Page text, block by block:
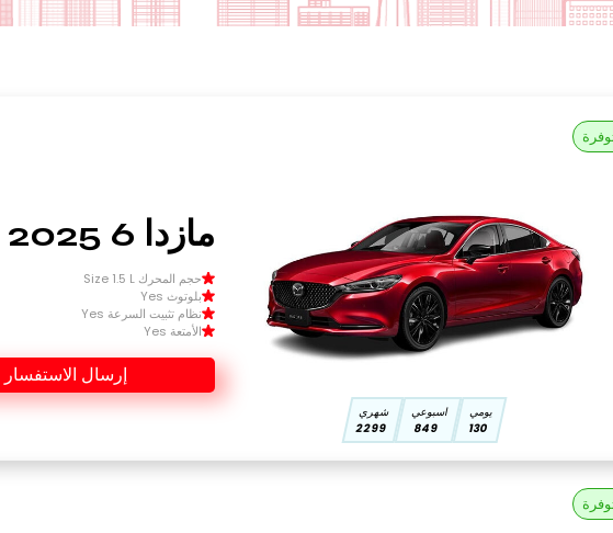
يومي
130
اسبوعي
849
شهري
2299
مازدا 6 2025
حجم المحرك Size 1.5 L
بلوتوث Yes
نظام تثبيت السرعة Yes
الأمتعة Yes
إرسال الاستفسار